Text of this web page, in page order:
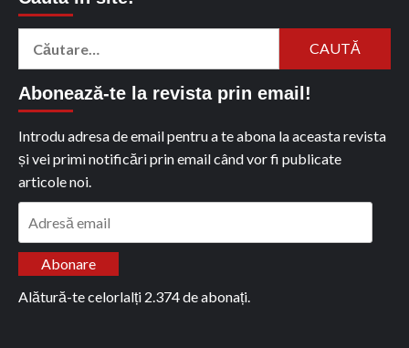
Abonează-te la revista prin email!
Introdu adresa de email pentru a te abona la aceasta revista
și vei primi notificări prin email când vor fi publicate
articole noi.
Abonare
Alătură-te celorlalți 2.374 de abonați.